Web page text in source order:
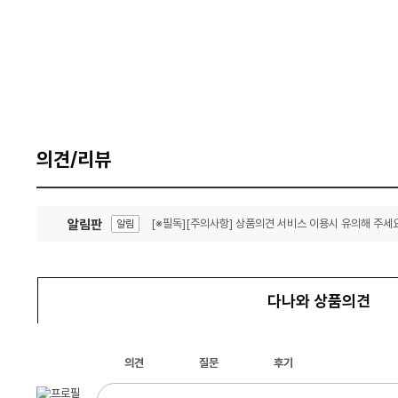
의견/리뷰
알림판 알림 [※필독][주의사항] 상품의견 서비스 이용시 유의해 주세
다나와 상품의견
의견 질문 후기